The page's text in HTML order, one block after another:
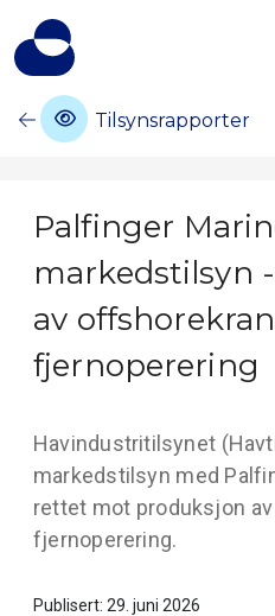
Tilsynsrapporter
Palfinger
markedstilsyn
av
fjernoperering
Havindustritilsynet
markedstilsyn med
rettet mot produksjon
fjernoperering.
Publisert: 29. juni 2026